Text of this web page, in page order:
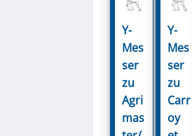
Y-
Mes
ser
zu
Agri
mas
Y-
Mes
ser
zu
Carr
oy